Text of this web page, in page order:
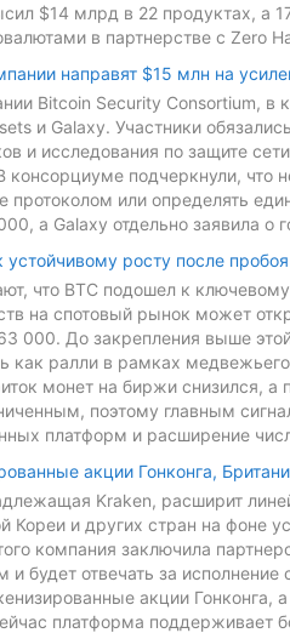
$14 млрд в 22 продуктах, а
в партнерстве с Zero
направят $15 млн на
Bitcoin Security Consortium,
и Galaxy. Участники
и исследования по защите
подчеркнули, что
протоколом или определять
а Galaxy отдельно заявила о
устойчивому росту после
что BTC подошел к
на спотовый рынок может
000. До закрепления выше
как ралли в рамках
монет на биржи снизился,
поэтому главным
платформ и расширение
акции Гонконга,
Kraken, расширит
Кореи и других стран на фоне
компания заключила
будет отвечать за
акции
платформа поддерживает